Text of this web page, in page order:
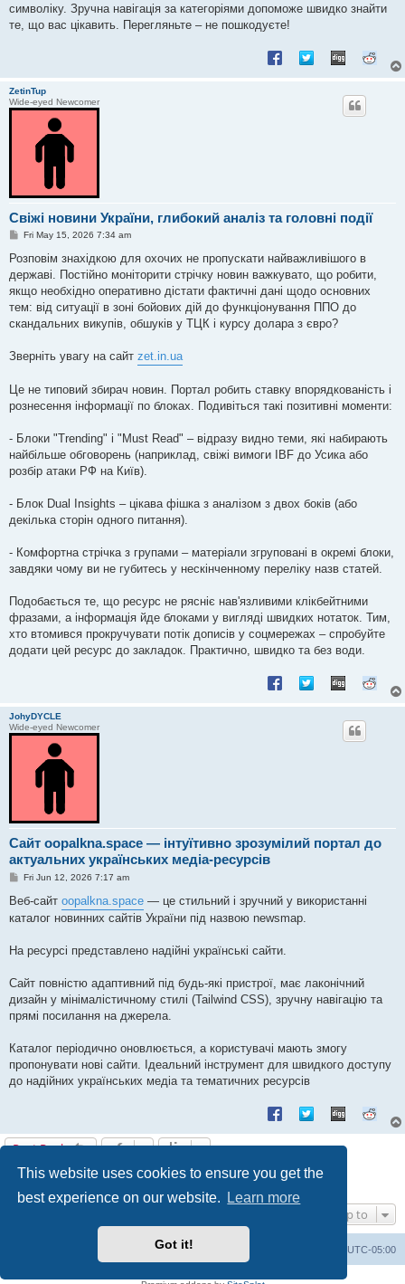
This website uses cookies to ensure you get the
best experience on our website.
Learn more
Got it!
символіку. Зручна навігація за категоріями допоможе швидко знайти
те, що вас цікавить. Перегляньте – не пошкодуєте!
ZetinTup
Wide-eyed Newcomer
Свіжі новини України, глибокий аналіз та головні події
P
s
Fri May 15, 2026 7:34 am
Розповім знахідкою для охочих не пропускати найважливішого в
державі. Постійно моніторити стрічку новин важкувато, що робити,
якщо необхідно оперативно дістати фактичні дані щодо основних
тем: від ситуації в зоні бойових дій до функціонування ППО до
скандальних викупів, обшуків у ТЦК і курсу долара з євро?
Зверніть увагу на сайт zet.in.ua
Це не типовий збирач новин. Портал робить ставку впорядкованість і
рознесення інформації по блоках. Подивіться такі позитивні моменти:
- Блоки "Trending" і "Must Read" – відразу видно теми, які набирають
найбільше обговорень (наприклад, свіжі вимоги IBF до Усика або
розбір атаки РФ на Київ).
- Блок Dual Insights – цікава фішка з аналізом з двох боків (або
декілька сторін одного питання).
- Комфортна стрічка з групами – матеріали згруповані в окремі блоки,
завдяки чому ви не губитесь у нескінченному переліку назв статей.
Подобається те, що ресурс не рясніє нав'язливими клікбейтними
фразами, а інформація йде блоками у вигляді швидких нотаток. Тим,
хто втомився прокручувати потік дописів у соцмережах – спробуйте
додати цей ресурс до закладок. Практично, швидко та без води.
JohyDYCLE
Wide-eyed Newcomer
Сайт oopalkna.space — інтуїтивно зрозумілий портал до
актуальних українських медіа-ресурсів
P
s
Fri Jun 12, 2026 7:17 am
Веб-сайт oopalkna.space — це стильний і зручний у використанні
каталог новинних сайтів України під назвою newsmap.
На ресурсі представлено надійні українські сайти.
Сайт повністю адаптивний під будь-які пристрої, має лаконічний
дизайн у мінімалістичному стилі (Tailwind CSS), зручну навігацію та
прямі посилання на джерела.
Каталог періодично оновлюється, а користувачі мають змогу
пропонувати нові сайти. Ідеальний інструмент для швидкого доступу
до надійних українських медіа та тематичних ресурсів
Post Reply
17 posts Previous
1 2
Jump to
UTC-05:00